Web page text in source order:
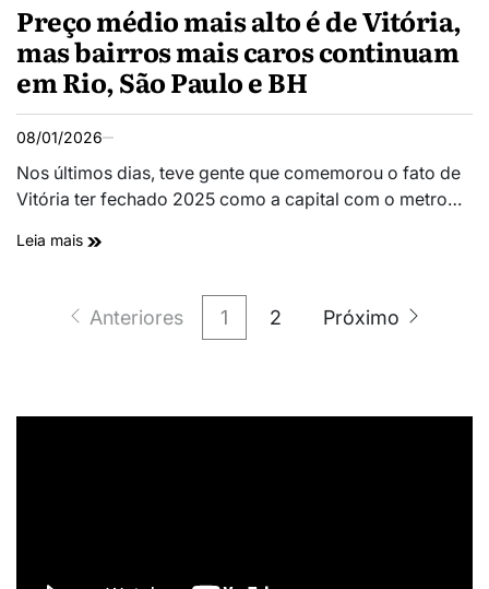
Preço médio mais alto é de Vitória,
mas bairros mais caros continuam
em Rio, São Paulo e BH
08/01/2026
Nos últimos dias, teve gente que comemorou o fato de
Vitória ter fechado 2025 como a capital com o metro…
Leia mais
Anteriores 1 2 Próximo